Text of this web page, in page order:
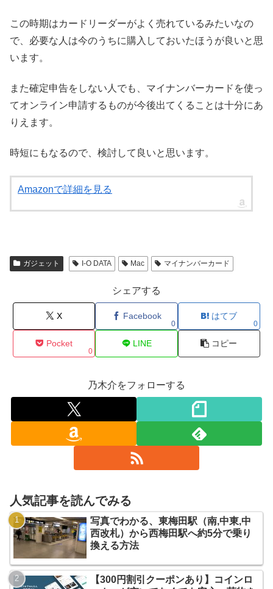
この時期はカードリーダーがよく売れているみたいなの
で、必要な人は今のうちに購入しておいたほうが良いと思
います。
また確定申告をしない人でも、マイナンバーカードを使っ
てオンライン申請するものが今後出てくることは十分にあ
りえます。
時短にもなるので、検討して良いと思います。
Amazonで詳細を見る
ガジェット I-O DATA Mac マイナンバーカード
シェアする
X Facebook
0
はてブ
0
Pocket
0
LINE コピー
乃木介をフォローする
人気記事を読んでみる
写真でわかる、東梅田駅（南,中東,中
西改札）から西梅田駅へ約5分で乗り
換える方法
【300円割引クーポンあり】コインロ